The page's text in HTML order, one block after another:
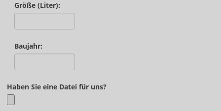
Größe (Liter):
Baujahr:
Haben Sie eine Datei für uns?